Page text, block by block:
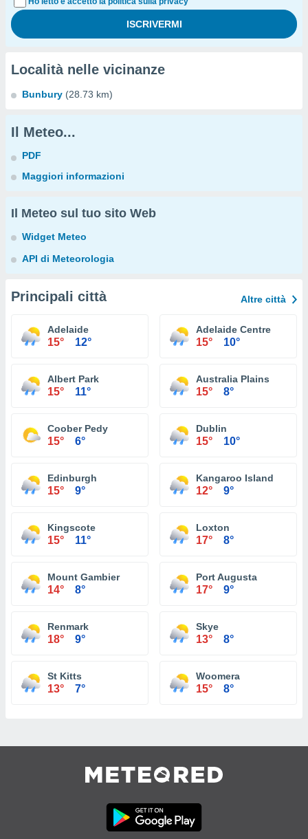
Località nelle vicinanze
Bunbury (28.73 km)
Il Meteo...
PDF
Maggiori informazioni
Il Meteo sul tuo sito Web
Widget Meteo
API di Meteorologia
Principali città Altre città
Adelaide
15° 12°
Adelaide Centre
15° 10°
Albert Park
15° 11°
Australia Plains
15° 8°
Coober Pedy
15° 6°
Dublin
15° 10°
Edinburgh
15° 9°
Kangaroo Island
12° 9°
Kingscote
15° 11°
Loxton
17° 8°
Mount Gambier
14° 8°
Port Augusta
17° 9°
Renmark
18° 9°
Skye
13° 8°
St Kitts
13° 7°
Woomera
15° 8°